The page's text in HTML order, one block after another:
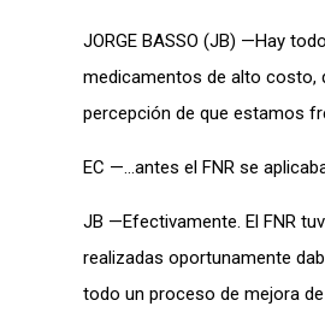
JORGE BASSO (JB) —Hay
medicamentos de alto costo,
percepción de que estamos
EC —…antes el FNR se
JB —Efectivamente. El FNR
realizadas oportunamente
todo un proceso de mejora